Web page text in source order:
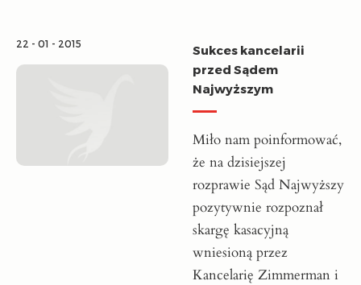
22 - 01 - 2015
Sukces kancelarii
przed Sądem
Najwyższym
Miło nam poinformować,
że na dzisiejszej
rozprawie Sąd Najwyższy
pozytywnie rozpoznał
skargę kasacyjną
wniesioną przez
Kancelarię Zimmerman i